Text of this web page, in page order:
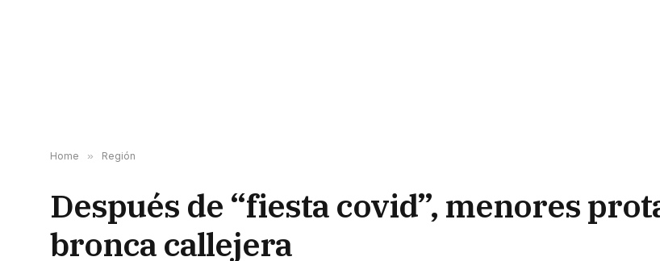
Home » Región
Después de “fiesta covid”, menores
bronca callejera